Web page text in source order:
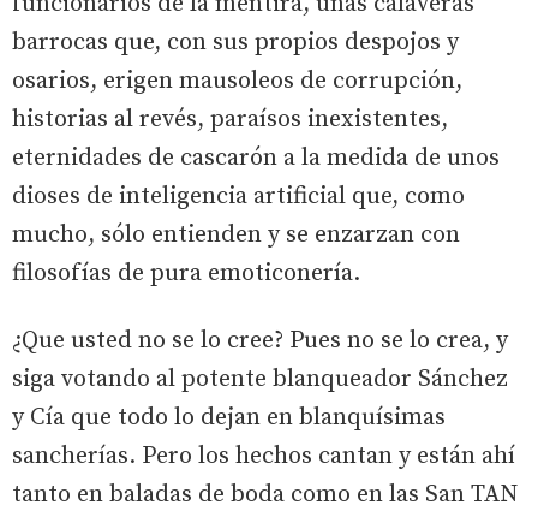
barrocas que, con sus propios despojos y
osarios, erigen mausoleos de corrupción,
historias al revés, paraísos inexistentes,
eternidades de cascarón a la medida de unos
dioses de inteligencia artificial que, como
mucho, sólo entienden y se enzarzan con
filosofías de pura emoticonería.
¿Que usted no se lo cree? Pues no se lo crea, y
siga votando al potente blanqueador Sánchez
y Cía que todo lo dejan en blanquísimas
sancherías. Pero los hechos cantan y están ahí
tanto en baladas de boda como en las San TAN